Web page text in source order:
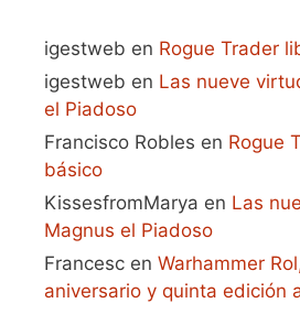
igestweb en Rogue Trader
igestweb en Las nueve
el Piadoso
Francisco Robles en Rogue
básico
KissesfromMarya en Las
Magnus el Piadoso
Francesc en Warhammer
aniversario y quinta edición